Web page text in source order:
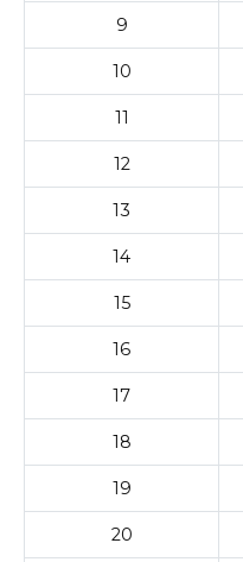
9
10
11
12
13
14
15
16
17
18
19
20